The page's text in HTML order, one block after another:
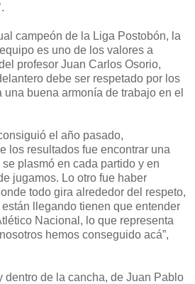
campeón de la Liga Postobón, la
es uno de los valores a
profesor Juan Carlos Osorio,
debe ser respetado por los
buena armonía de trabajo en el
el año pasado,
los resultados fue encontrar una
plasmó en cada partido y en
jugamos. Lo otro fue haber
todo gira alrededor del respeto,
llegando tienen que entender
Nacional, lo que representa
hemos conseguido acá”,
dentro de la cancha, de Juan Pablo